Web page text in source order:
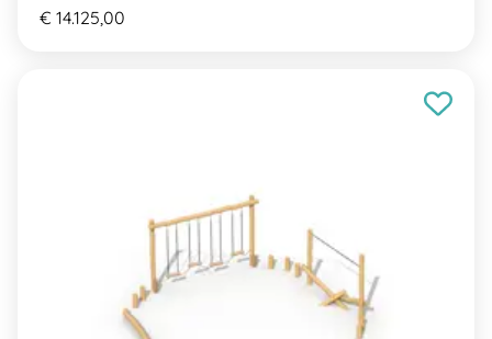
€ 14.125,00